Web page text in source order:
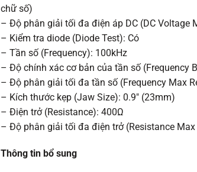
chữ số)
– Độ phân giải tối đa điện áp DC (DC Voltage
– Kiểm tra diode (Diode Test): Có
– Tần số (Frequency): 100kHz
– Độ chính xác cơ bản của tần số (Frequency
– Độ phân giải tối đa tần số (Frequency Max
– Kích thước kẹp (Jaw Size): 0.9″ (23mm)
– Điện trở (Resistance): 400Ω
– Độ phân giải tối đa điện trở (Resistance
Thông tin bổ sung